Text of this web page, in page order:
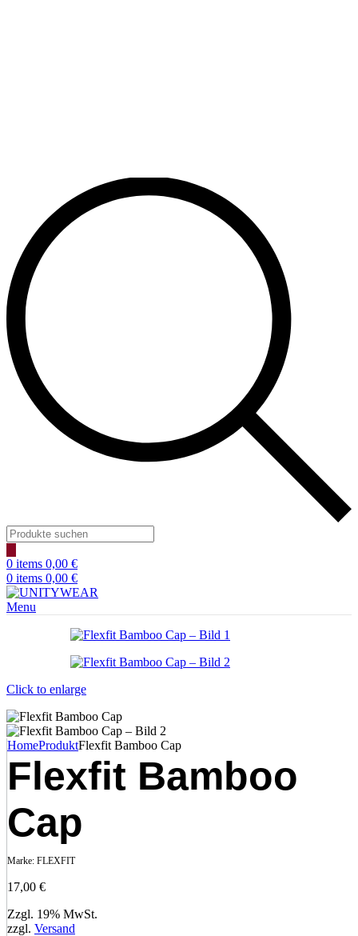
Products
search
0 items 0,00 €
0 items 0,00 €
Menu
Click to enlarge
HomeProduktFlexfit Bamboo Cap
Flexfit Bamboo
Cap
Marke: FLEXFIT
17,00 €
Zzgl. 19% MwSt.
zzgl. Versand